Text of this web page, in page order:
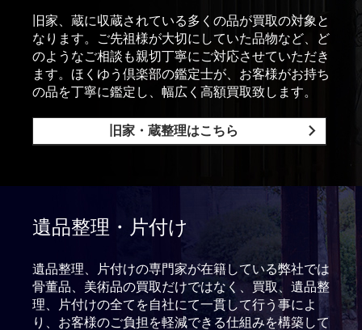
旧家、蔵に収蔵されている多くの品が買取の対象と
なります。ご先祖様が大切にしていた品物など、ど
のようなご相談も親切丁寧にご対応させていただき
ます。ほくゆう倶楽部の鑑定士が、お客様がお持ち
の品を丁寧に鑑定し、幅広く高額買取致します。
旧家・蔵整理はこちら
遺品整理・片付け
遺品整理、片付けの専門家が在籍している弊社では
骨董品、美術品の買取だけではなく、買取、遺品整
理、片付けの全てを自社にて一貫して行う事によ
り、お客様のご負担を軽減できる仕組みを構築して